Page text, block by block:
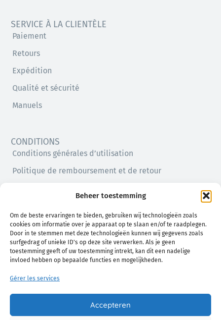
Beheer toestemming
Om de beste ervaringen te bieden, gebruiken wij technologieën zoals
cookies om informatie over je apparaat op te slaan en/of te raadplegen.
Door in te stemmen met deze technologieën kunnen wij gegevens zoals
surfgedrag of unieke ID's op deze site verwerken. Als je geen
toestemming geeft of uw toestemming intrekt, kan dit een nadelige
invloed hebben op bepaalde functies en mogelijkheden.
Gérer les services
Accepteren
SERVICE À LA CLIENTÈLE
Paiement
Retours
Expédition
Qualité et sécurité
Manuels
CONDITIONS
Conditions générales d’utilisation
Politique de remboursement et de retour